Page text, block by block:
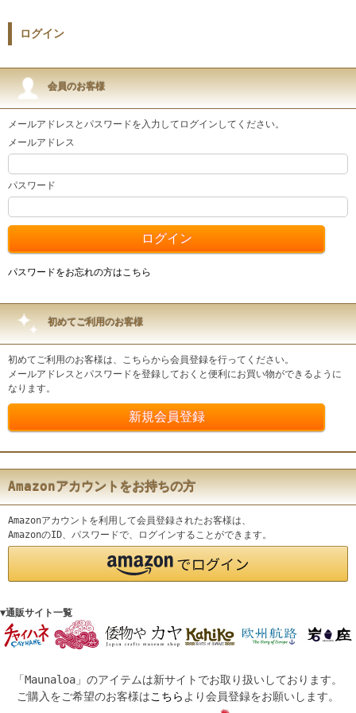
ログイン
会員のお客様
メールアドレスとパスワードを入力してログインしてください。
メールアドレス
パスワード
パスワードをお忘れの方はこちら
初めてご利用のお客様
初めてご利用のお客様は、こちらから会員登録を行ってください。
メールアドレスとパスワードを登録しておくと便利にお買い物ができるように
なります。
Amazonアカウントをお持ちの方
Amazonアカウントを利用して会員登録されたお客様は、
AmazonのID、パスワードで、ログインすることができます。
▼通販サイト一覧
「Maunaloa」のアイテムは新サイトでお取り扱いしております。
ご購入をご希望のお客様はこちら より会員登録をお願いします。